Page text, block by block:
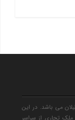
می باشد. در این
ملک تجاری از سراسر